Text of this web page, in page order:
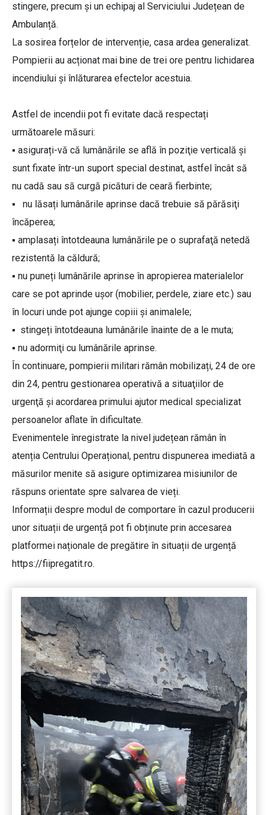
stingere, precum și un echipaj al Serviciului Județean de
Ambulanță.
La sosirea forțelor de intervenție, casa ardea generalizat.
Pompierii au acționat mai bine de trei ore pentru lichidarea
incendiului și înlăturarea efectelor acestuia.
Astfel de incendii pot fi evitate dacă respectați
următoarele măsuri:
▪ asigurați-vă că lumânările se află în poziţie verticală şi
sunt fixate într-un suport special destinat, astfel încât să
nu cadă sau să curgă picături de ceară fierbinte;
▪ nu lăsați lumânările aprinse dacă trebuie să părăsiţi
încăperea;
▪ amplasați întotdeauna lumânările pe o suprafaţă netedă
rezistentă la căldură;
▪ nu puneți lumânările aprinse în apropierea materialelor
care se pot aprinde uşor (mobilier, perdele, ziare etc.) sau
în locuri unde pot ajunge copiii şi animalele;
▪ stingeți întotdeauna lumânările înainte de a le muta;
▪ nu adormiţi cu lumânările aprinse.
În continuare, pompierii militari rămân mobilizați, 24 de ore
din 24, pentru gestionarea operativă a situaţiilor de
urgenţă şi acordarea primului ajutor medical specializat
persoanelor aflate în dificultate.
Evenimentele înregistrate la nivel județean rămân în
atenția Centrului Operațional, pentru dispunerea imediată a
măsurilor menite să asigure optimizarea misiunilor de
răspuns orientate spre salvarea de vieți.
Informații despre modul de comportare în cazul producerii
unor situații de urgență pot fi obținute prin accesarea
platformei naționale de pregătire în situații de urgență
https://fiipregatit.ro.